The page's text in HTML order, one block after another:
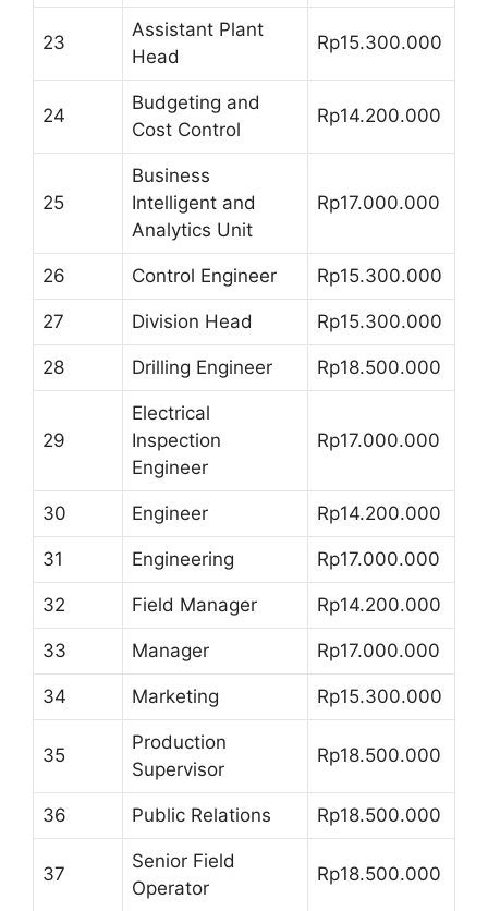
23
Assistant Plant
Head
Rp15.300.000
24
Budgeting and
Cost Control
Rp14.200.000
25
Business
Intelligent and
Analytics Unit
Rp17.000.000
26 Control Engineer Rp15.300.000
27 Division Head Rp15.300.000
28 Drilling Engineer Rp18.500.000
29
Electrical
Inspection
Engineer
Rp17.000.000
30 Engineer Rp14.200.000
31 Engineering Rp17.000.000
32 Field Manager Rp14.200.000
33 Manager Rp17.000.000
34 Marketing Rp15.300.000
35
Production
Supervisor
Rp18.500.000
36 Public Relations Rp18.500.000
37
Senior Field
Operator
Rp18.500.000